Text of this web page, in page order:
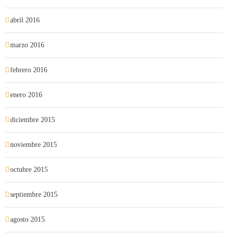
abril 2016
marzo 2016
febrero 2016
enero 2016
diciembre 2015
noviembre 2015
octubre 2015
septiembre 2015
agosto 2015